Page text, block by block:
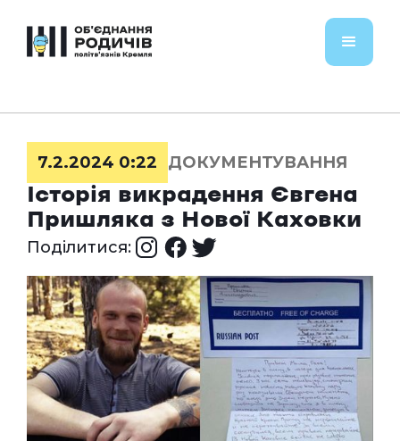
7.2.2024 0:22
ДОКУМЕНТУВАННЯ
Історія викрадення Євгена
Пришляка з Нової Каховки
Поділитися: